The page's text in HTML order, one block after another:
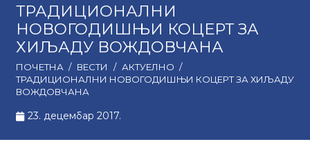
ТРАДИЦИОНАЛНИ
НОВОГОДИШЊИ КОЦЕРТ ЗА
ХИЉАДУ ВОЖДОВЧАНА
ПОЧЕТНА / ВЕСТИ / АКТУЕЛНО /
ТРАДИЦИОНАЛНИ НОВОГОДИШЊИ КОЦЕРТ ЗА ХИЉАДУ
ВОЖДОВЧАНА
23. децембар 2017.